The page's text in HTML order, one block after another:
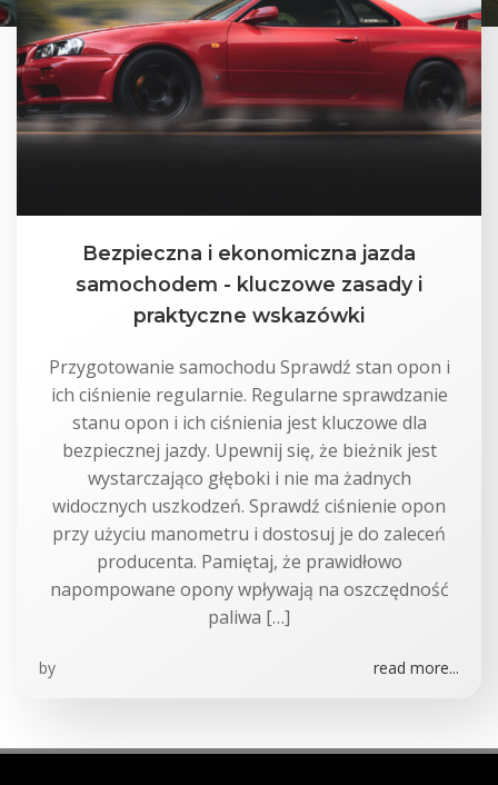
Bezpieczna i ekonomiczna jazda
samochodem - kluczowe zasady i
praktyczne wskazówki
Przygotowanie samochodu Sprawdź stan opon i
ich ciśnienie regularnie. Regularne sprawdzanie
stanu opon i ich ciśnienia jest kluczowe dla
bezpiecznej jazdy. Upewnij się, że bieżnik jest
wystarczająco głęboki i nie ma żadnych
widocznych uszkodzeń. Sprawdź ciśnienie opon
przy użyciu manometru i dostosuj je do zaleceń
producenta. Pamiętaj, że prawidłowo
napompowane opony wpływają na oszczędność
paliwa […]
by read more...